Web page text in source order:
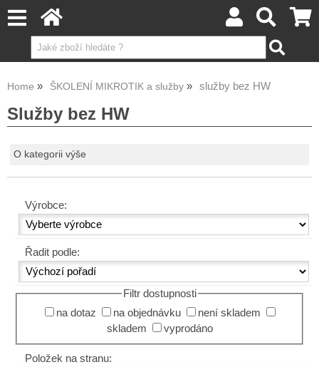
Home ŠKOLENÍ MIKROTIK a služby služby bez HW
Služby bez HW
O kategorii výše
Výrobce:
Řadit podle:
Filtr dostupnosti
na dotaz
na objednávku
není skladem
skladem
vyprodáno
Položek na stranu: